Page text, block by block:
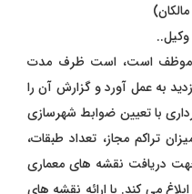
موظف است، است ظرف مدت
به عمل آورد و گزارش آن را
با تعیین ضوابط شهرسازی
تراکم مجاز، تعداد طبقات،
دریافت نقشه های معماری
می کند. با ارائه نقشه های